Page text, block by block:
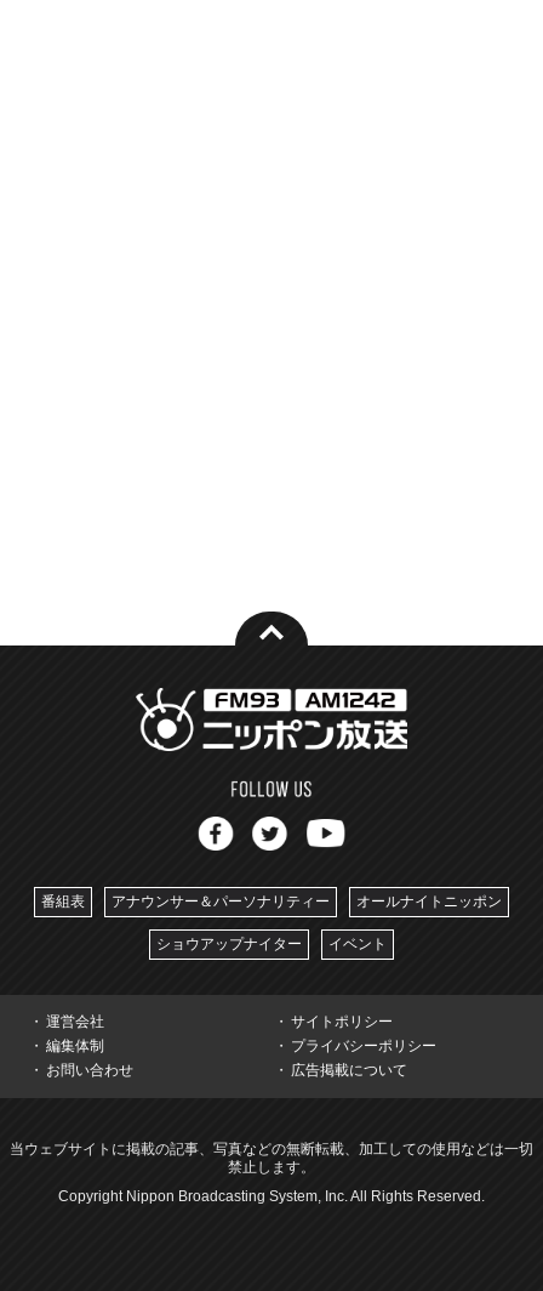
番組表 アナウンサー＆パーソナリティー オールナイトニッポン
ショウアップナイター イベント
運営会社
サイトポリシー
編集体制
プライバシーポリシー
お問い合わせ
広告掲載について
当ウェブサイトに掲載の記事、写真などの無断転載、加工しての使用などは一切
禁止します。
Copyright Nippon Broadcasting System, Inc. All Rights Reserved.